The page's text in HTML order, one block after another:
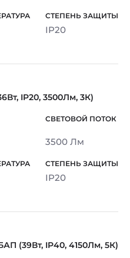
IP20
IP20, 3500Лм, 3К)
3500 Лм
IP20
(39Вт, IP40, 4150Лм, 5К)